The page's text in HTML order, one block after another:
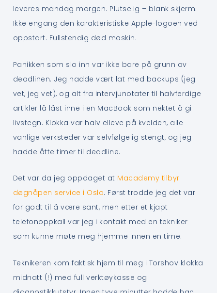
leveres mandag morgen. Plutselig – blank skjerm.
Ikke engang den karakteristiske Apple-logoen ved
oppstart. Fullstendig død maskin.
Panikken som slo inn var ikke bare på grunn av
deadlinen. Jeg hadde vært lat med backups (jeg
vet, jeg vet), og alt fra intervjunotater til halvferdige
artikler lå låst inne i en MacBook som nektet å gi
livstegn. Klokka var halv elleve på kvelden, alle
vanlige verksteder var selvfølgelig stengt, og jeg
hadde åtte timer til deadline.
Det var da jeg oppdaget at Macademy tilbyr
døgnåpen service i Oslo. Først trodde jeg det var
for godt til å være sant, men etter et kjapt
telefonoppkall var jeg i kontakt med en tekniker
som kunne møte meg hjemme innen en time.
Teknikeren kom faktisk hjem til meg i Torshov klokka
midnatt (!) med full verktøykasse og